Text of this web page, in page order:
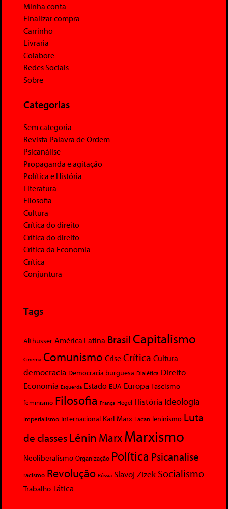
Minha conta
Finalizar compra
Carrinho
Livraria
Colabore
Redes Sociais
Sobre
Categorias
Sem categoria
Revista Palavra de Ordem
Psicanálise
Propaganda e agitação
Política e História
Literatura
Filosofia
Cultura
Crítica do direito
Crítica do direito
Crítica da Economia
Crítica
Conjuntura
Tags
Althusser América Latina Brasil Capitalismo
Cinema Comunismo Crise Crítica Cultura
democracia Democracia burguesa Dialética Direito
Economia Esquerda Estado EUA Europa Fascismo
feminismo Filosofia França Hegel História Ideologia
Imperialismo Internacional Karl Marx Lacan leninismo Luta
de classesLênin MarxMarxismo
Neoliberalismo Organização Política Psicanalise
racismo Revolução Rússia Slavoj Zizek Socialismo
Trabalho Tática